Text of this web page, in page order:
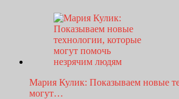
Мария Кулик: Показываем новые
могут…